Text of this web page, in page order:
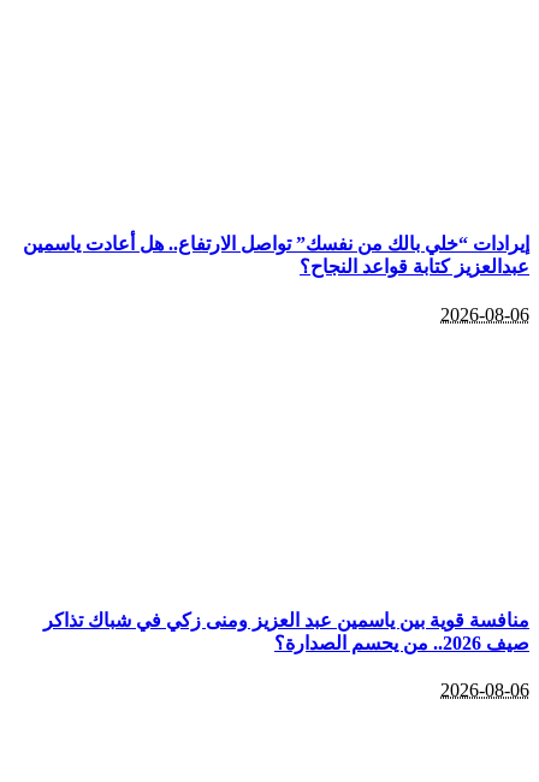
إيرادات “خلي بالك من نفسك” تواصل الارتفاع.. هل أعادت ياسمين
عبدالعزيز كتابة قواعد النجاح؟
2026-08-06
منافسة قوية بين ياسمين عبد العزيز ومنى زكي في شباك تذاكر
صيف 2026.. من يحسم الصدارة؟
2026-08-06